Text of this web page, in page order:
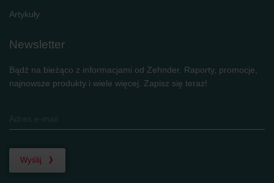
Artykuły
Newsletter
Bądź na bieżąco z informacjami od Zehnder. Raporty, promocje,
najnowsze produkty i wiele więcej. Zapisz się teraz!
Wyślij